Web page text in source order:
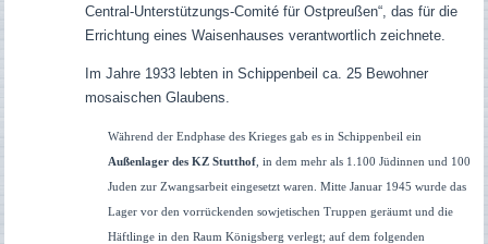
Central-Unterstützungs-Comité für Ostpreußen“, das für die
Errichtung eines Waisenhauses verantwortlich zeichnete.
Im Jahre 1933 lebten in Schippenbeil ca. 25 Bewohner
mosaischen Glaubens.
Während der Endphase des Krieges gab es in Schippenbeil ein
Außenlager des KZ Stutthof , in dem mehr als 1.100 Jüdinnen und 100
Juden zur Zwangsarbeit eingesetzt waren. Mitte Januar 1945 wurde das
Lager vor den vorrückenden sowjetischen Truppen geräumt und die
Häftlinge in den Raum Königsberg verlegt; auf dem folgenden